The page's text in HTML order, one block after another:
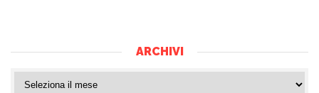
ARCHIVI